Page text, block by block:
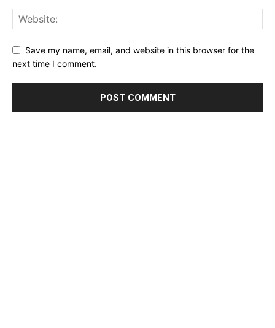
Save my name, email, and website in this browser for the
next time I comment.